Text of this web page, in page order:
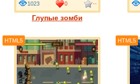
Глупые зомби
1023 0 --
HTML5 HTML5